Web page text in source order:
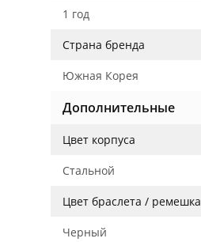
1 год
Страна бренда
Южная Корея
Дополнительные
Цвет корпуса
Стальной
Цвет браслета / ремешка
Черный